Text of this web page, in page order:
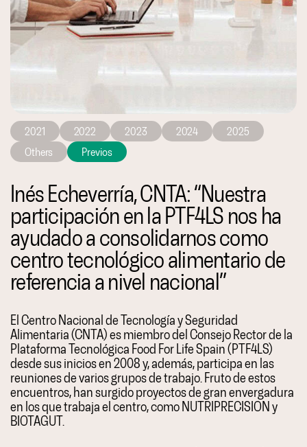
2021 2022 2023 2024
2025
Others
Previos
Inés Echeverría, CNTA: “Nuestra
participación en la PTF4LS nos ha
ayudado a consolidarnos como
centro tecnológico alimentario de
referencia a nivel nacional”
El Centro Nacional de Tecnología y Seguridad
Alimentaria (CNTA) es miembro del Consejo Rector de la
Plataforma Tecnológica Food For Life Spain (PTF4LS)
desde sus inicios en 2008 y, además, participa en las
reuniones de varios grupos de trabajo. Fruto de estos
encuentros, han surgido proyectos de gran envergadura
en los que trabaja el centro, como NUTRIPRECISION y
BIOTAGUT.